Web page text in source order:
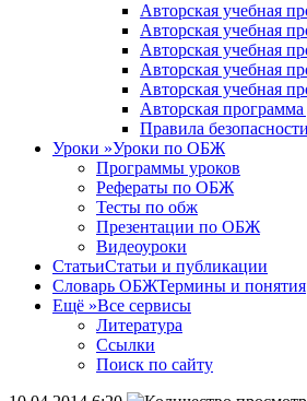
Авторская учебная
Авторская учебная
Авторская учебная
Авторская учебная
Авторская учебная
Авторская
Правила
Уроки »Уроки по ОБЖ
Программы уроков
Рефераты по ОБЖ
Тесты по обж
Презентации по ОБЖ
Видеоуроки
СтатьиСтатьи и публикации
Словарь ОБЖТермины и понятия
Ещё »Все сервисы
Литература
Ссылки
Поиск по сайту